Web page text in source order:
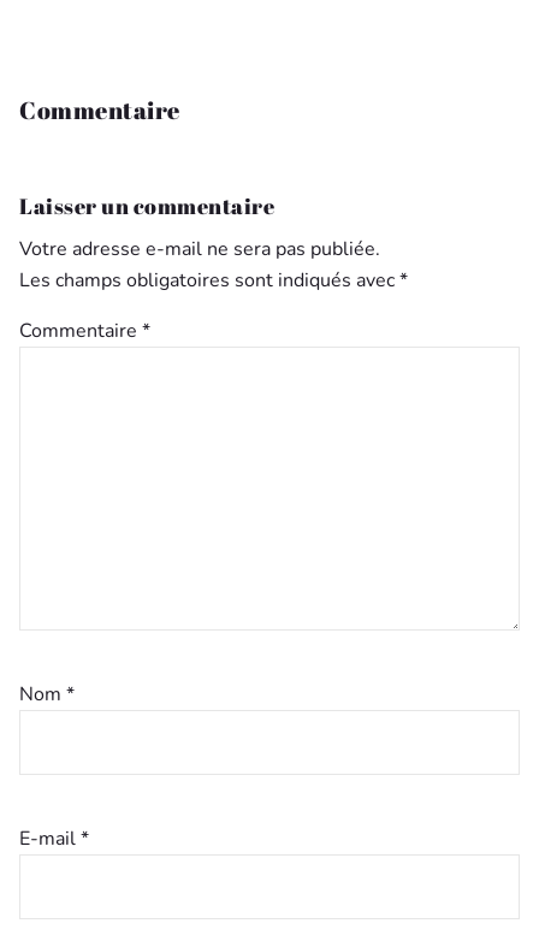
Commentaire
Laisser un commentaire
Votre adresse e-mail ne sera pas publiée.
Les champs obligatoires sont indiqués avec*
Commentaire *
Nom *
E-mail*